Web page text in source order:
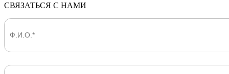
СВЯЗАТЬСЯ С НАМИ